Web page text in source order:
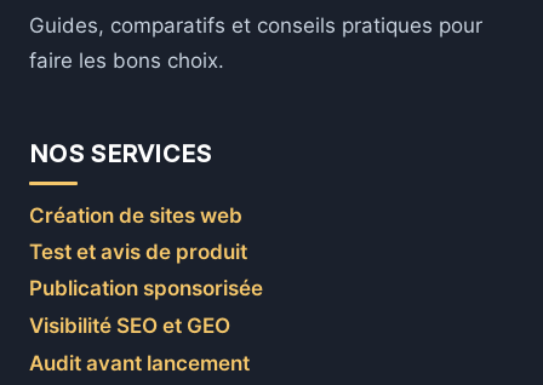
Guides, comparatifs et conseils pratiques pour
faire les bons choix.
NOS SERVICES
Création de sites web
Test et avis de produit
Publication sponsorisée
Visibilité SEO et GEO
Audit avant lancement